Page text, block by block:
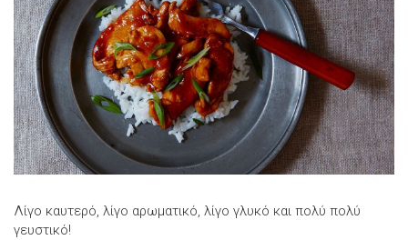
Λίγο καυτερό, λίγο αρωματικό, λίγο γλυκό και πολύ πολύ
γευστικό!